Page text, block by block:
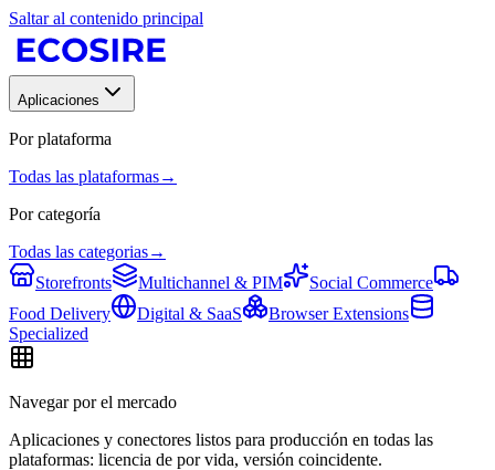
Saltar al contenido principal
Aplicaciones
Por plataforma
Todas las plataformas→
Por categoría
Todas las categorias→
Storefronts
Multichannel & PIM
Social Commerce
Food Delivery
Digital & SaaS
Browser Extensions
Specialized
Navegar por el mercado
Aplicaciones y conectores listos para producción en todas las
plataformas: licencia de por vida, versión coincidente.